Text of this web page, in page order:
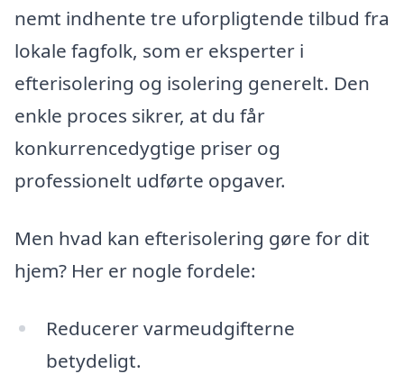
nemt indhente tre uforpligtende tilbud fra
lokale fagfolk, som er eksperter i
efterisolering og isolering generelt. Den
enkle proces sikrer, at du får
konkurrencedygtige priser og
professionelt udførte opgaver.
Men hvad kan efterisolering gøre for dit
hjem? Her er nogle fordele:
Reducerer varmeudgifterne
betydeligt.